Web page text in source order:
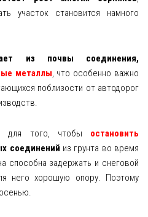
участок становится намного
из почвы соединения,
металлы, что особенно важно
поблизости от автодорог
для того, чтобы остановить
соединений из грунта во время
способна задержать и снеговой
него хорошую опору. Поэтому